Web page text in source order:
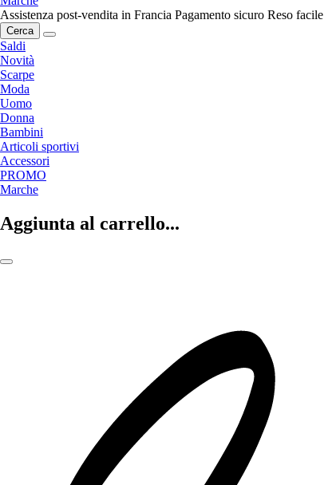
Assistenza post-vendita in Francia Pagamento sicuro Reso facile
Cerca
Saldi
Novità
Scarpe
Moda
Uomo
Donna
Bambini
Articoli sportivi
Accessori
PROMO
Marche
Aggiunta al carrello...